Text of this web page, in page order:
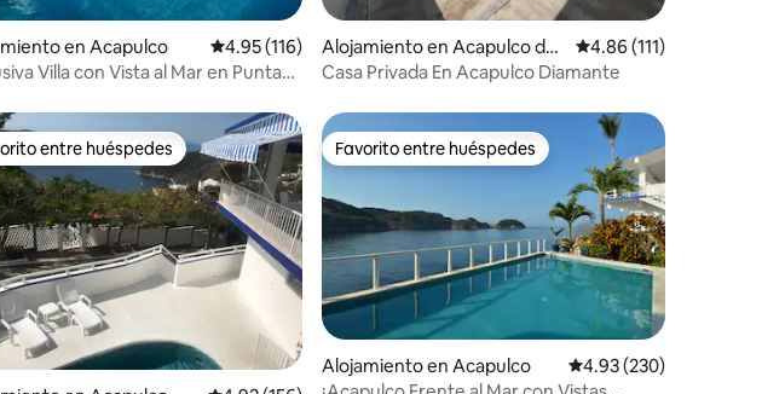
en Acapulco Calificación promedio: 4.95 de 5, 116 reseñas
4.95 (116)
Villa con Vista al Mar en Punta
Alojamiento en Acapulco de
Juárez
Calificación promedio:
4.86 (111)
Casa Privada En Acapulco Diamante
4.85 de 5, 167 reseñas
entre huéspedes
entre huéspedes Favorito entre huéspedes
Favorito entre huéspedes
Alojamiento en Acapulco Calificación promedio:
4.93 (230)